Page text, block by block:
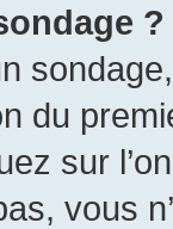
?
du
sur
vous